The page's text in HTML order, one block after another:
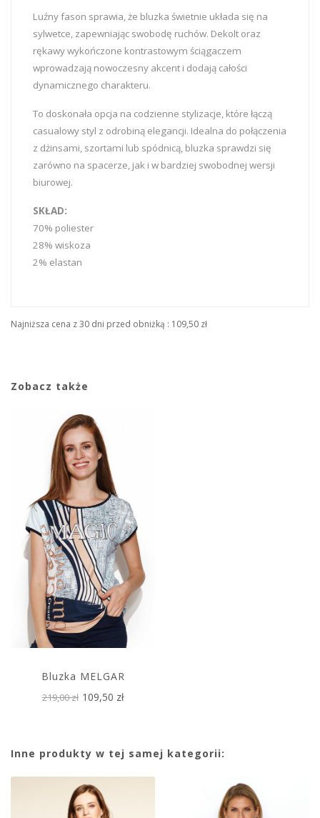
Luźny fason sprawia, że bluzka świetnie układa się na
sylwetce, zapewniając swobodę ruchów. Dekolt oraz
rękawy wykończone kontrastowym ściągaczem
wprowadzają nowoczesny akcent i dodają całości
dynamicznego charakteru.
To doskonała opcja na codzienne stylizacje, które łączą
casualowy styl z odrobiną elegancji. Idealna do połączenia
z dżinsami, szortami lub spódnicą, bluzka sprawdzi się
zarówno na spacerze, jak i w bardziej swobodnej wersji
biurowej.
SKŁAD:
70% poliester
28% wiskoza
2% elastan
Najniższa cena z 30 dni przed obniżką : 109,50 zł
Zobacz także
Bluzka MELGAR
219,00 zł 109,50 zł
Inne produkty w tej samej kategorii: